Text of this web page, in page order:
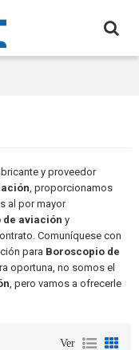
y proveedor
, proporcionamos
al por mayor
de aviación y
Comuníquese con
para Boroscopio de
oportuna, no somos el
, pero vamos a ofrecerle
Ver